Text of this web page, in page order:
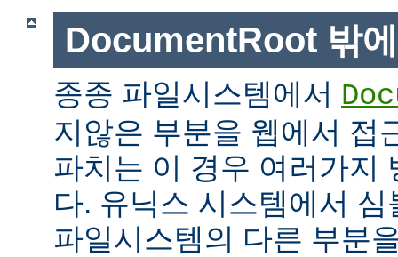
DocumentRoot 밖
종종 파일시스템에서
지않은 부분을 웹에서 접
파치는 이 경우 여러가지
다. 유닉스 시스템에서
파일시스템의 다른 부분